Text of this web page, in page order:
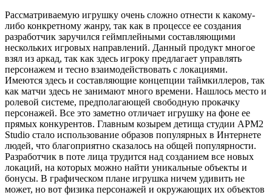
Рассматриваемую игрушку очень сложно отнести к какому-
либо конкретному жанру, так как в процессе ее создания
разработчик заручился геймплейными составляющими
нескольких игровых направлений. Данный продукт многое
взял из аркад, так как здесь игроку предлагает управлять
персонажем и тесно взаимодействовать с локациями.
Имеются здесь и составляющие концепции таймкиллеров, так
как матчи здесь не занимают много времени. Нашлось место и
ролевой системе, предполагающей свободную прокачку
персонажей. Все это заметно отличает игрушку на фоне ее
прямых конкурентов. Главным козырем детища студии APM2
Studio стало использование образов популярных в Интернете
людей, что благоприятно сказалось на общей популярности.
Разработчик в поте лица трудится над созданием все новых
локаций, на которых можно найти уникальные объекты и
бонусы. В графическом плане игрушка ничем удивить не
может, но вот физика персонажей и окружающих их объектов